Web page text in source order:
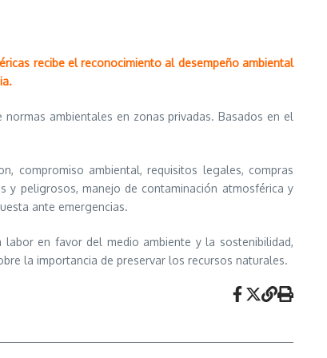
recibe el reconocimiento al desempeño ambiental
ambientales en zonas privadas. Basados en el
compromiso ambiental, requisitos legales, compras
y peligrosos, manejo de contaminación atmosférica y
ante emergencias.
en favor del medio ambiente y la sostenibilidad,
la importancia de preservar los recursos naturales.